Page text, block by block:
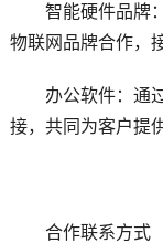
智能硬件品牌
物联网品牌合作，
办公软件：通
接，共同为客户提
合作联系方式